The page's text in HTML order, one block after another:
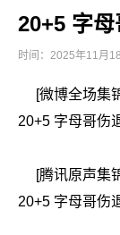
20+5 字
时间：2025年11月
[微博全场集
20+5 字母哥伤
[腾讯原声集
20+5 字母哥伤